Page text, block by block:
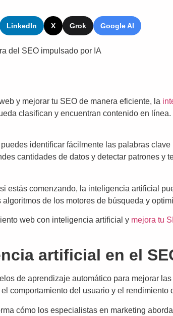
LinkedIn X Grok Google AI
del SEO impulsado por IA
y mejorar tu SEO de manera eficiente, la
clasifican y encuentran contenido en
identificar fácilmente las palabras
cantidades de datos y detectar patrones
estás comenzando, la inteligencia artificial
de los motores de búsqueda y
web con inteligencia artificial y mejora tu
artificial en el
de aprendizaje automático para mejorar
comportamiento del usuario y el rendimiento
cómo los especialistas en marketing